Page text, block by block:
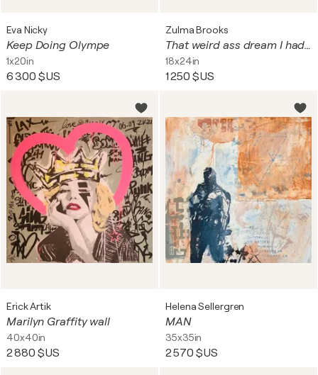
Eva Nicky
Keep Doing Olympe
1x20in
6 300 $US
Zulma Brooks
That weird ass dream I had about Birds and Butts
18x24in
1 250 $US
Erick Artik
Marilyn Graffity wall
40x40in
2 880 $US
Helena Sellergren
MAN
35x35in
2 570 $US